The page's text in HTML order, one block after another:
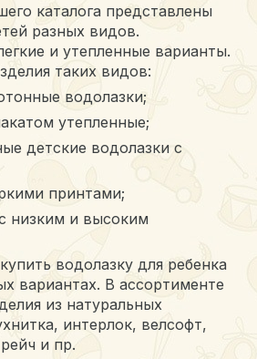
каталога представлены
разных видов.
и утепленные варианты.
таких видов:
водолазки;
утепленные;
детские водолазки с
принтами;
и высоким
водолазку для ребенка
вариантах. В ассортименте
из натуральных
интерлок, велсофт,
и пр.